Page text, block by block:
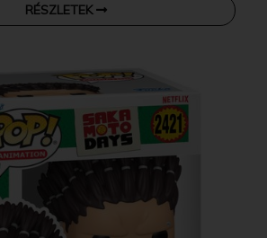
RÉSZLETEK